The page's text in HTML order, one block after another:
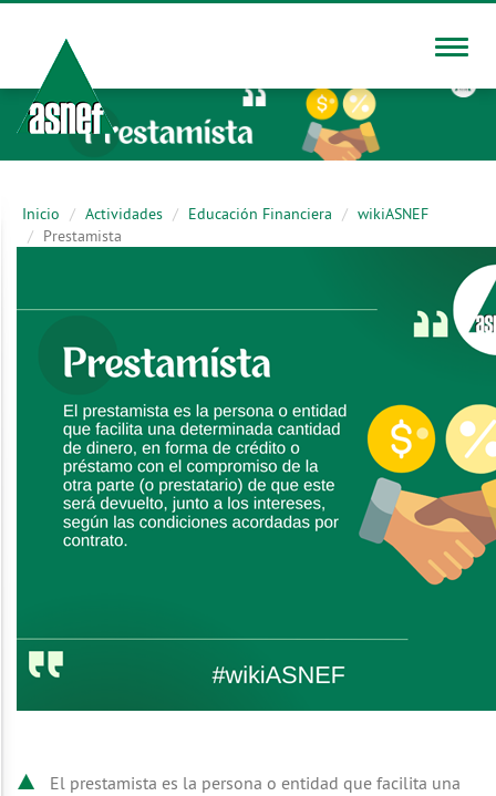
Toggle
Inicio Actividades Educación Financiera
wikiASNEF
Prestamista
El prestamista es la persona o entidad que facilita una